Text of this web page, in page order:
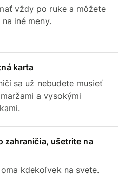
vždy po ruke a môžete
iné meny.
karta
sa už nebudete musieť
a vysokými
zahraničia, ušetrite na
kdekoľvek na svete.